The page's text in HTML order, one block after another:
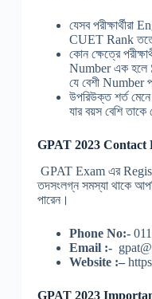
যেসব
CUET Rank ততো
কোন ক্ষেত্রে
Number এক
যে বেশী Number
উপরিউক্ত শর্ত
যার বয়স বেশি তাকে
GPAT 2023 Contact
GPAT Exam এর
তদসংলগ্ন সমস্যা থাকে
পারেন।
Phone No:-
Email :-
Website :–
GPAT 2023